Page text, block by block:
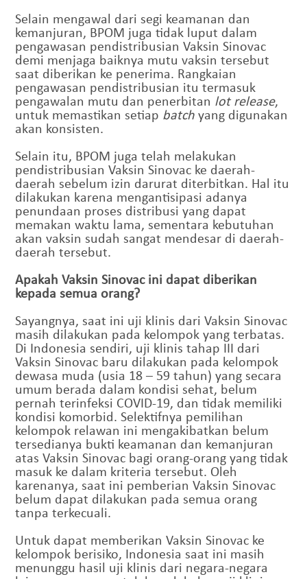
Selain mengawal dari segi keamanan dan
kemanjuran, BPOM juga tidak luput dalam
pengawasan pendistribusian Vaksin Sinovac
demi menjaga baiknya mutu vaksin tersebut
saat diberikan ke penerima. Rangkaian
pengawasan pendistribusian itu termasuk
pengawalan mutu dan penerbitan lot release,
untuk memastikan setiap batch yang digunakan
akan konsisten.
Selain itu, BPOM juga telah melakukan
pendistribusian Vaksin Sinovac ke daerah-
daerah sebelum izin darurat diterbitkan. Hal itu
dilakukan karena mengantisipasi adanya
penundaan proses distribusi yang dapat
memakan waktu lama, sementara kebutuhan
akan vaksin sudah sangat mendesar di daerah-
daerah tersebut.
Apakah Vaksin Sinovac ini dapat diberikan
kepada semua orang?
Sayangnya, saat ini uji klinis dari Vaksin Sinovac
masih dilakukan pada kelompok yang terbatas.
Di Indonesia sendiri, uji klinis tahap III dari
Vaksin Sinovac baru dilakukan pada kelompok
dewasa muda (usia 18 – 59 tahun) yang secara
umum berada dalam kondisi sehat, belum
pernah terinfeksi COVID-19, dan tidak memiliki
kondisi komorbid. Selektifnya pemilihan
kelompok relawan ini mengakibatkan belum
tersedianya bukti keamanan dan kemanjuran
atas Vaksin Sinovac bagi orang-orang yang tidak
masuk ke dalam kriteria tersebut. Oleh
karenanya, saat ini pemberian Vaksin Sinovac
belum dapat dilakukan pada semua orang
tanpa terkecuali.
Untuk dapat memberikan Vaksin Sinovac ke
kelompok berisiko, Indonesia saat ini masih
menunggu hasil uji klinis dari negara-negara